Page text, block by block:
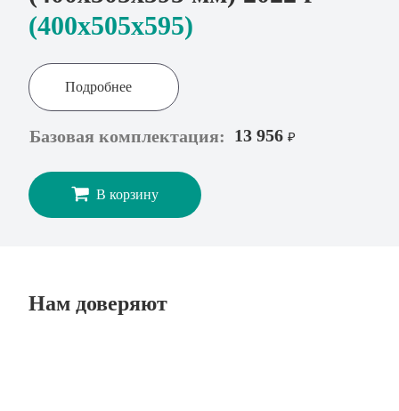
(400x505х595)
Подробнее
Базовая комплектация: 13 956 ₽
В корзину
Нам доверяют